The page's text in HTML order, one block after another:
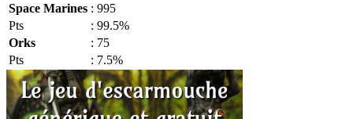
Space Marines : 995
Pts
: 99.5%
Orks
: 75
Pts
: 7.5%